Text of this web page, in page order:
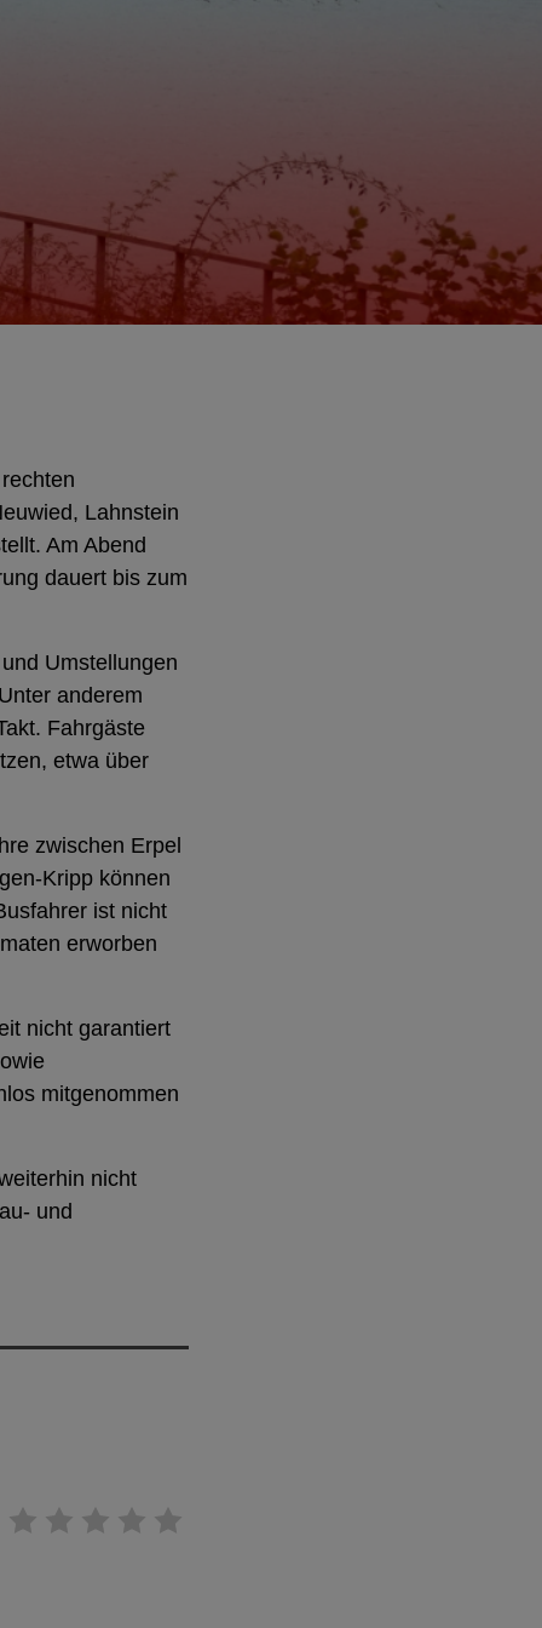
Lahnstein
Am Abend
dauert bis zum
Umstellungen
anderem
Fahrgäste
etwa über
zwischen Erpel
Kripp können
ist nicht
erworben
nicht garantiert
mitgenommen
nicht
und